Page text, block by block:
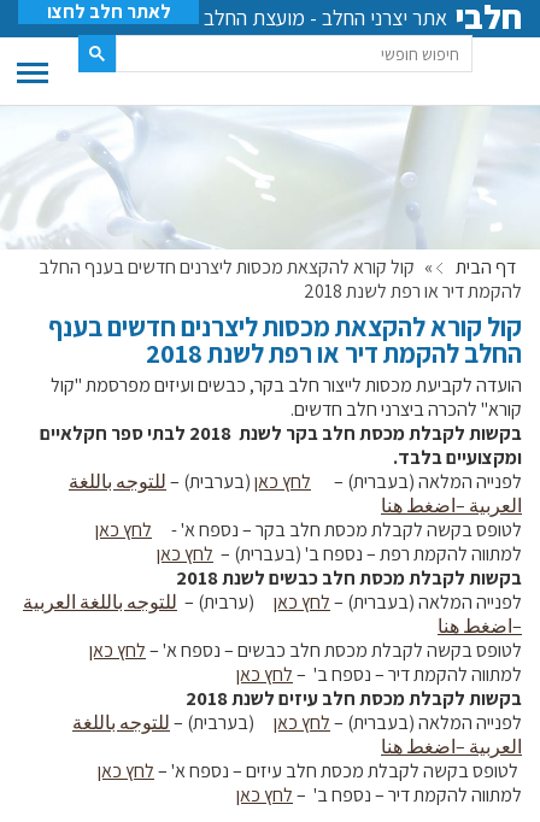
חלבי אתר יצרני החלב - מועצת החלב לאתר חלב לחצו
דף הבית » קול קורא להקצאת מכסות ליצרנים חדשים בענף החלב
להקמת דיר או רפת לשנת 2018
קול קורא להקצאת מכסות ליצרנים חדשים בענף
החלב להקמת דיר או רפת לשנת 2018
הועדה לקביעת מכסות לייצור חלב בקר, כבשים ועיזים מפרסמת "קול
קורא" להכרה ביצרני חלב חדשים.
בקשות לקבלת מכסת חלב בקר לשנת 2018 לבתי ספר חקלאיים
ומקצועיים בלבד.
לפנייה המלאה (בעברית) – לחץ כאן(בערבית) –للتوجه باللغة
العربية –اضغط هنا
לטופס בקשה לקבלת מכסת חלב בקר – נספח א' - לחץ כאן
למתווה להקמת רפת – נספח ב' (בעברית) – לחץ כאן
בקשות לקבלת מכסת חלב כבשים לשנת 2018
לפנייה המלאה (בעברית) –לחץ כאן (ערבית) – للتوجه باللغة العربية
–اضغط هنا
לטופס בקשה לקבלת מכסת חלב כבשים – נספח א' –לחץ כאן
למתווה להקמת דיר – נספח ב' –לחץ כאן
בקשות לקבלת מכסת חלב עיזים לשנת 2018
לפנייה המלאה (בעברית) –לחץ כאן (בערבית) –للتوجه باللغة
العربية –اضغط هنا
לטופס בקשה לקבלת מכסת חלב עיזים – נספח א' –לחץ כאן
למתווה להקמת דיר – נספח ב' –לחץ כאן